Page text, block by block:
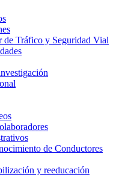
de Tráfico y Seguridad Vial
de Conductores
y reeducación